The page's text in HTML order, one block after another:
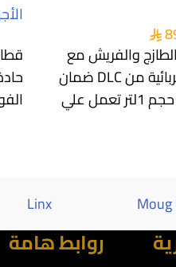
والفريش مع
عصاره البرتقال الكهربائية من DLC ضمان
Linx
روابط هامة